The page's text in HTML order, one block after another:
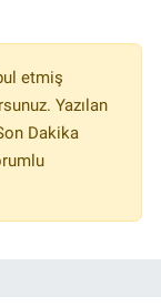
etmiş
Yazılan
Dakika